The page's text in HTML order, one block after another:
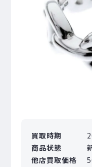
買取時期
商品状態
他店買取価格